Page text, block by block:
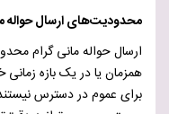
محدودیت‌های ارسال حواله
ارسال حواله مانی گرام
همزمان یا در یک بازه
برای عموم در دسترس